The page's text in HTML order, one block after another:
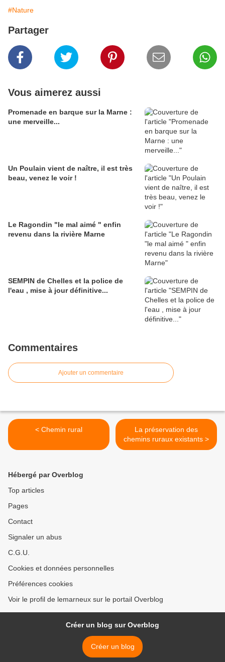
#Nature
Partager
Vous aimerez aussi
Promenade en barque sur la Marne :
une merveille...
Un Poulain vient de naître, il est très
beau, venez le voir !
Le Ragondin "le mal aimé " enfin
revenu dans la rivière Marne
SEMPIN de Chelles et la police de
l'eau , mise à jour définitive...
Commentaires
Ajouter un commentaire
< Chemin rural
La préservation des
chemins ruraux existants >
Hébergé par Overblog
Top articles
Pages
Contact
Signaler un abus
C.G.U.
Cookies et données personnelles
Préférences cookies
Voir le profil de lemarneux sur le portail Overblog
Créer un blog sur Overblog
Créer un blog